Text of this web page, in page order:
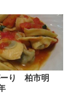
ーり 柏市明